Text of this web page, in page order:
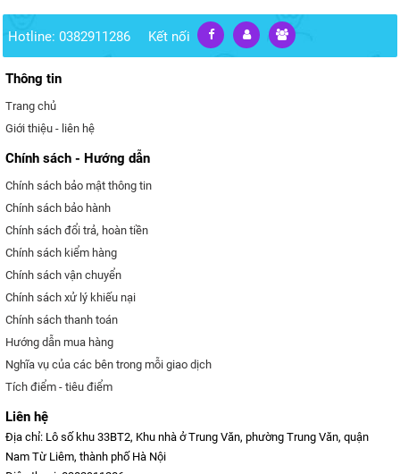
Hotline: 0382911286 Kết nối
Thông tin
Trang chủ
Giới thiệu - liên hệ
Chính sách - Hướng dẫn
Chính sách bảo mật thông tin
Chính sách bảo hành
Chính sách đổi trả, hoàn tiền
Chính sách kiểm hàng
Chính sách vận chuyển
Chính sách xử lý khiếu nại
Chính sách thanh toán
Hướng dẫn mua hàng
Nghĩa vụ của các bên trong mỗi giao dịch
Tích điểm - tiêu điểm
Liên hệ
Địa chỉ: Lô số khu 33BT2, Khu nhà ở Trung Văn, phường Trung Văn, quận
Nam Từ Liêm, thành phố Hà Nội